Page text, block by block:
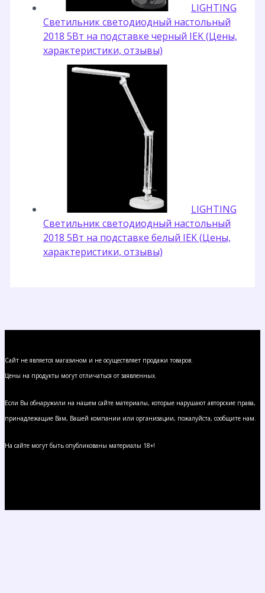
LIGHTING
Светильник светодиодный настольный
2018 5Вт на подставке черный IEK (Цены,
характеристики, отзывы)
LIGHTING
Светильник светодиодный настольный
2018 5Вт на подставке белый IEK (Цены,
характеристики, отзывы)
Сайт не является магазином и не осуществляет продажи товаров.
Цены на продукты могут отличаться от заявленных.
Если Вы обнаружили на нашем сайте материалы, которые нарушают авторские права,
принадлежащие Вам, Вашей компании или организации, пожалуйста, сообщите нам.
На сайте могут быть опубликованы материалы 18+!